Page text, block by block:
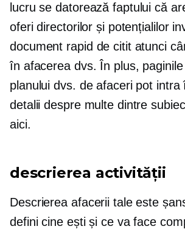
lucru se datorează faptului că
oferi directorilor și potențialilor
document rapid de citit atunci
în afacerea dvs. În plus,
planului dvs. de afaceri pot intra
detalii despre multe dintre
aici.
descrierea activității
Descrierea afacerii tale este
defini cine ești și ce va face